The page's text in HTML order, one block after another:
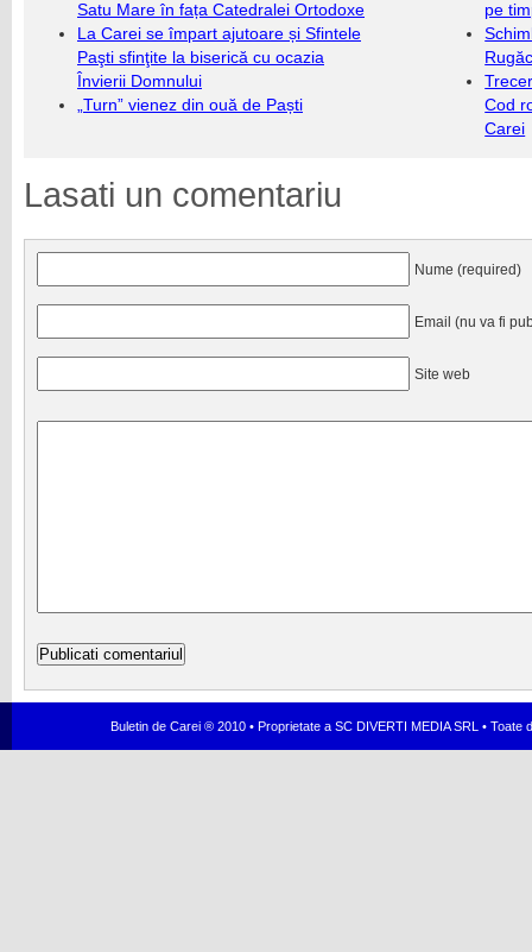
Satu Mare în fața Catedralei Ortodoxe
La Carei se împart ajutoare și Sfintele
Paşti sfinţite la biserică cu ocazia
Învierii Domnului
„Turn” vienez din ouă de Paști
pe
Cod
Carei
Lasati un comentariu
Nume (required)
Email (nu va fi
Site web
Buletin de Carei ® 2010 • Proprietate a SC DIVERTI MEDIA SRL •